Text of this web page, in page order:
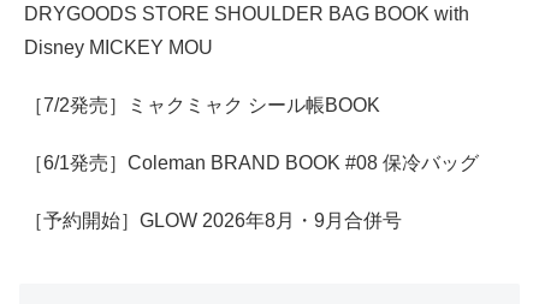
DRYGOODS STORE SHOULDER BAG BOOK with
Disney MICKEY MOU
［7/2発売］ミャクミャク シール帳BOOK
［6/1発売］Coleman BRAND BOOK #08 保冷バッグ
［予約開始］GLOW 2026年8月・9月合併号